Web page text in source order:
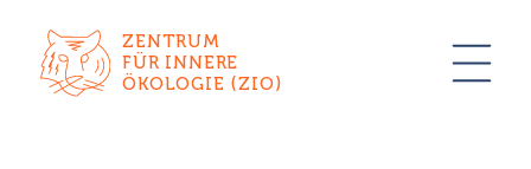
ZENTRUM
FÜR INNERE
ÖKOLOGIE (ZIO)